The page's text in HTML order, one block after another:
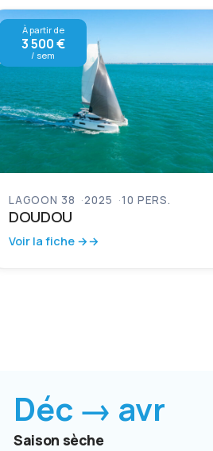
À partir de
3 500 €
/ sem
LAGOON 38 2025 10 PERS.
DOUDOU
Voir la fiche →
Déc → avr
Saison sèche